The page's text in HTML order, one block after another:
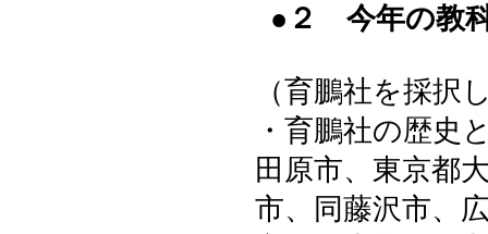
●２ 今年の教
（育鵬社を採択
・育鵬社の歴史
田原市、東京都
市、同藤沢市、